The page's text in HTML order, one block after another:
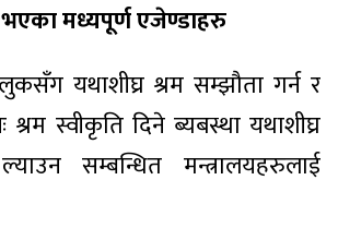
मध्यपूर्ण एजेण्डाहरु
यथाशीघ्र श्रम सम्झौता गर्न र
श्रम स्वीकृति दिने ब्यबस्था यथाशीघ्र
सम्बन्धित मन्त्रालयहरुलाई